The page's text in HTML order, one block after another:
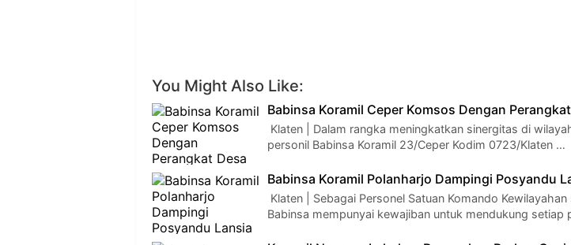
You Might Also Like:
Babinsa Koramil Ceper Komsos Dengan
Klaten | Dalam rangka meningkatkan sinergitas di
personil Babinsa Koramil 23/Ceper Kodim 0723/Klaten …
Babinsa Koramil Polanharjo Dampingi Posyandu
Klaten | Sebagai Personel Satuan Komando Kewilayahan
Babinsa mempunyai kewajiban untuk mendukung setiap